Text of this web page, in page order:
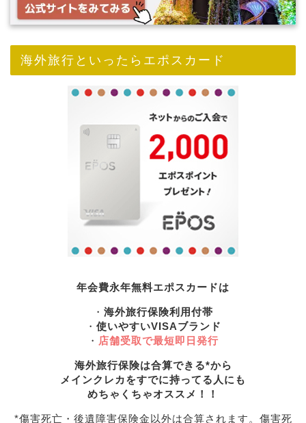
海外旅行といったらエポスカード
年会費永年無料エポスカードは
・ 海外旅行保険利用付帯
・ 使いやすいVISAブランド
・ 店舗受取で最短即日発行
海外旅行保険は合算できる*から
メインクレカをすでに持ってる人にも
めちゃくちゃオススメ！！
*傷害死亡・後遺障害保険金以外は合算されます。傷害死